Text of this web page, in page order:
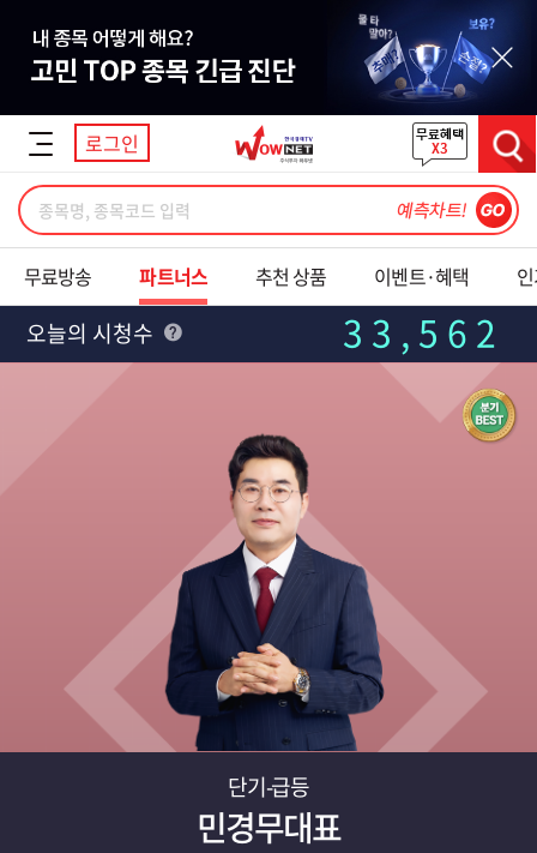
닫기
로그인
무료방송 파트너스 추천 상품 이벤트·혜택
오늘의 시청수 33,562
단기-급등
민경무대표